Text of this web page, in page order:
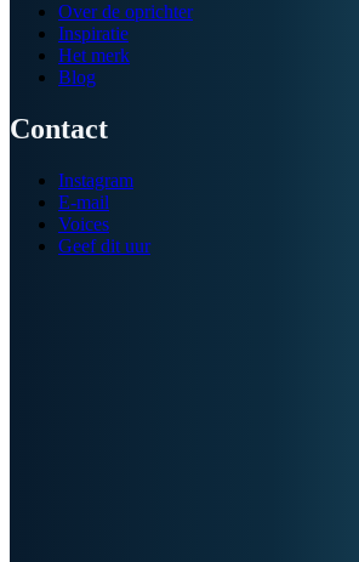
Over de oprichter
Inspiratie
Het merk
Blog
Contact
Instagram
E-mail
Voices
Geef dit uur